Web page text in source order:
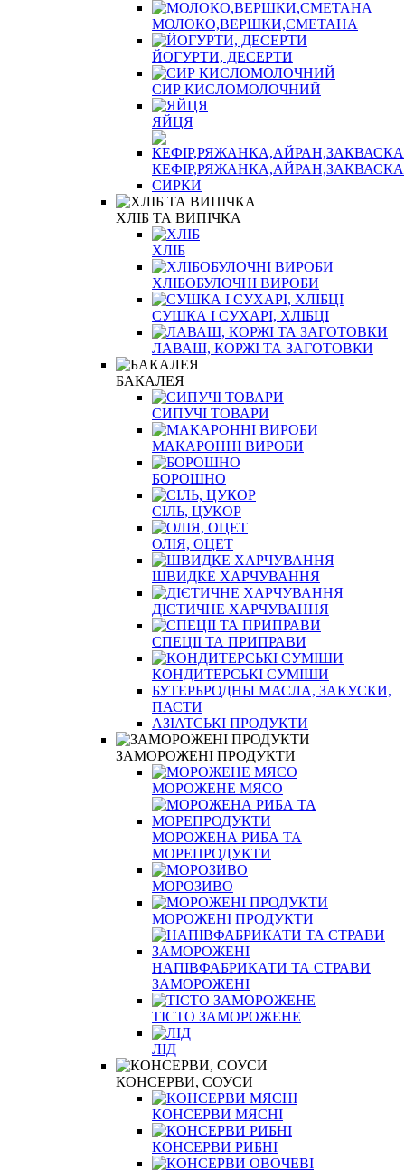
МОЛОКО,ВЕРШКИ,СМЕТАНА
ЙОГУРТИ, ДЕСЕРТИ
СИР КИСЛОМОЛОЧНИЙ
ЯЙЦЯ
КЕФІР,РЯЖАНКА,АЙРАН,ЗАКВАСКА
СИРКИ
ХЛІБ ТА ВИПІЧКА
ХЛІБ
ХЛІБОБУЛОЧНІ ВИРОБИ
СУШКА І СУХАРІ, ХЛІБЦІ
ЛАВАШ, КОРЖІ ТА ЗАГОТОВКИ
БАКАЛЕЯ
СИПУЧІ ТОВАРИ
МАКАРОННІ ВИРОБИ
БОРОШНО
СІЛЬ, ЦУКОР
ОЛІЯ, ОЦЕТ
ШВИДКЕ ХАРЧУВАННЯ
ДІЄТИЧНЕ ХАРЧУВАННЯ
СПЕЦІІ ТА ПРИПРАВИ
КОНДИТЕРСЬКІ СУМІШИ
БУТЕРБРОДНЫ МАСЛА, ЗАКУСКИ,
ПАСТИ
АЗІАТСЬКІ ПРОДУКТИ
ЗАМОРОЖЕНІ ПРОДУКТИ
МОРОЖЕНЕ МЯСО
МОРОЖЕНА РИБА ТА
МОРЕПРОДУКТИ
МОРОЗИВО
МОРОЖЕНІ ПРОДУКТИ
НАПІВФАБРИКАТИ ТА СТРАВИ
ЗАМОРОЖЕНІ
ТІСТО ЗАМОРОЖЕНЕ
ЛІД
КОНСЕРВИ, СОУСИ
КОНСЕРВИ МЯСНІ
КОНСЕРВИ РИБНІ